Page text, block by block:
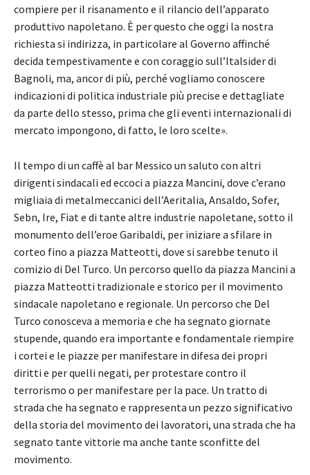
compiere per il risanamento e il rilancio dell’apparato
produttivo napoletano. È per questo che oggi la nostra
richiesta si indirizza, in particolare al Governo affinché
decida tempestivamente e con coraggio sull’Italsider di
Bagnoli, ma, ancor di più, perché vogliamo conoscere
indicazioni di politica industriale più precise e dettagliate
da parte dello stesso, prima che gli eventi internazionali di
mercato impongono, di fatto, le loro scelte».
Il tempo di un caffè al bar Messico un saluto con altri
dirigenti sindacali ed eccoci a piazza Mancini, dove c’erano
migliaia di metalmeccanici dell’Aeritalia, Ansaldo, Sofer,
Sebn, Ire, Fiat e di tante altre industrie napoletane, sotto il
monumento dell’eroe Garibaldi, per iniziare a sfilare in
corteo fino a piazza Matteotti, dove si sarebbe tenuto il
comizio di Del Turco. Un percorso quello da piazza Mancini a
piazza Matteotti tradizionale e storico per il movimento
sindacale napoletano e regionale. Un percorso che Del
Turco conosceva a memoria e che ha segnato giornate
stupende, quando era importante e fondamentale riempire
i cortei e le piazze per manifestare in difesa dei propri
diritti e per quelli negati, per protestare contro il
terrorismo o per manifestare per la pace. Un tratto di
strada che ha segnato e rappresenta un pezzo significativo
della storia del movimento dei lavoratori, una strada che ha
segnato tante vittorie ma anche tante sconfitte del
movimento.